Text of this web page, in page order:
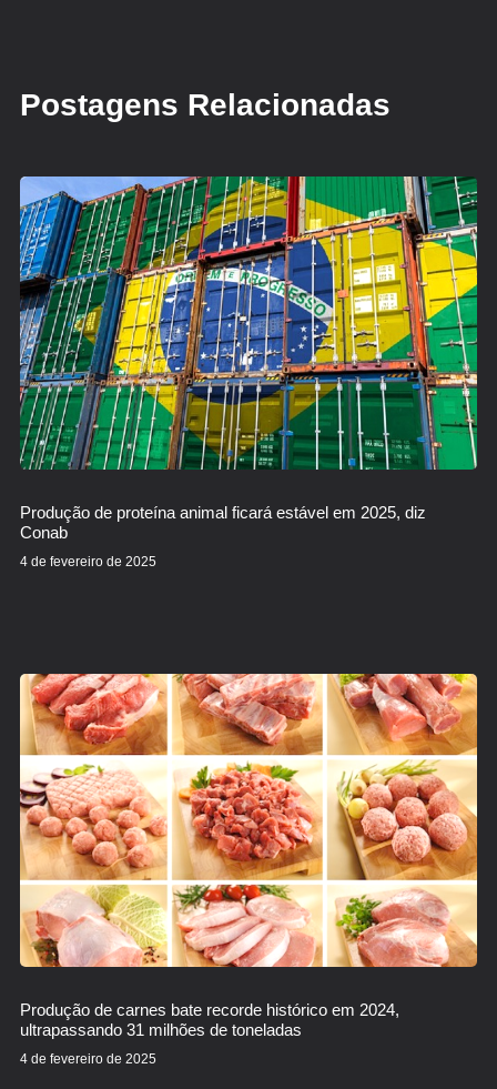
Postagens Relacionadas
Produção de proteína animal ficará estável em 2025, diz
Conab
4 de fevereiro de 2025
Produção de carnes bate recorde histórico em 2024,
ultrapassando 31 milhões de toneladas
4 de fevereiro de 2025